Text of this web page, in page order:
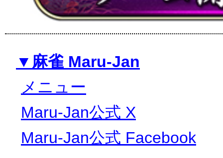
▼麻雀 Maru-Jan
メニュー
Maru-Jan公式 X
Maru-Jan公式 Facebook